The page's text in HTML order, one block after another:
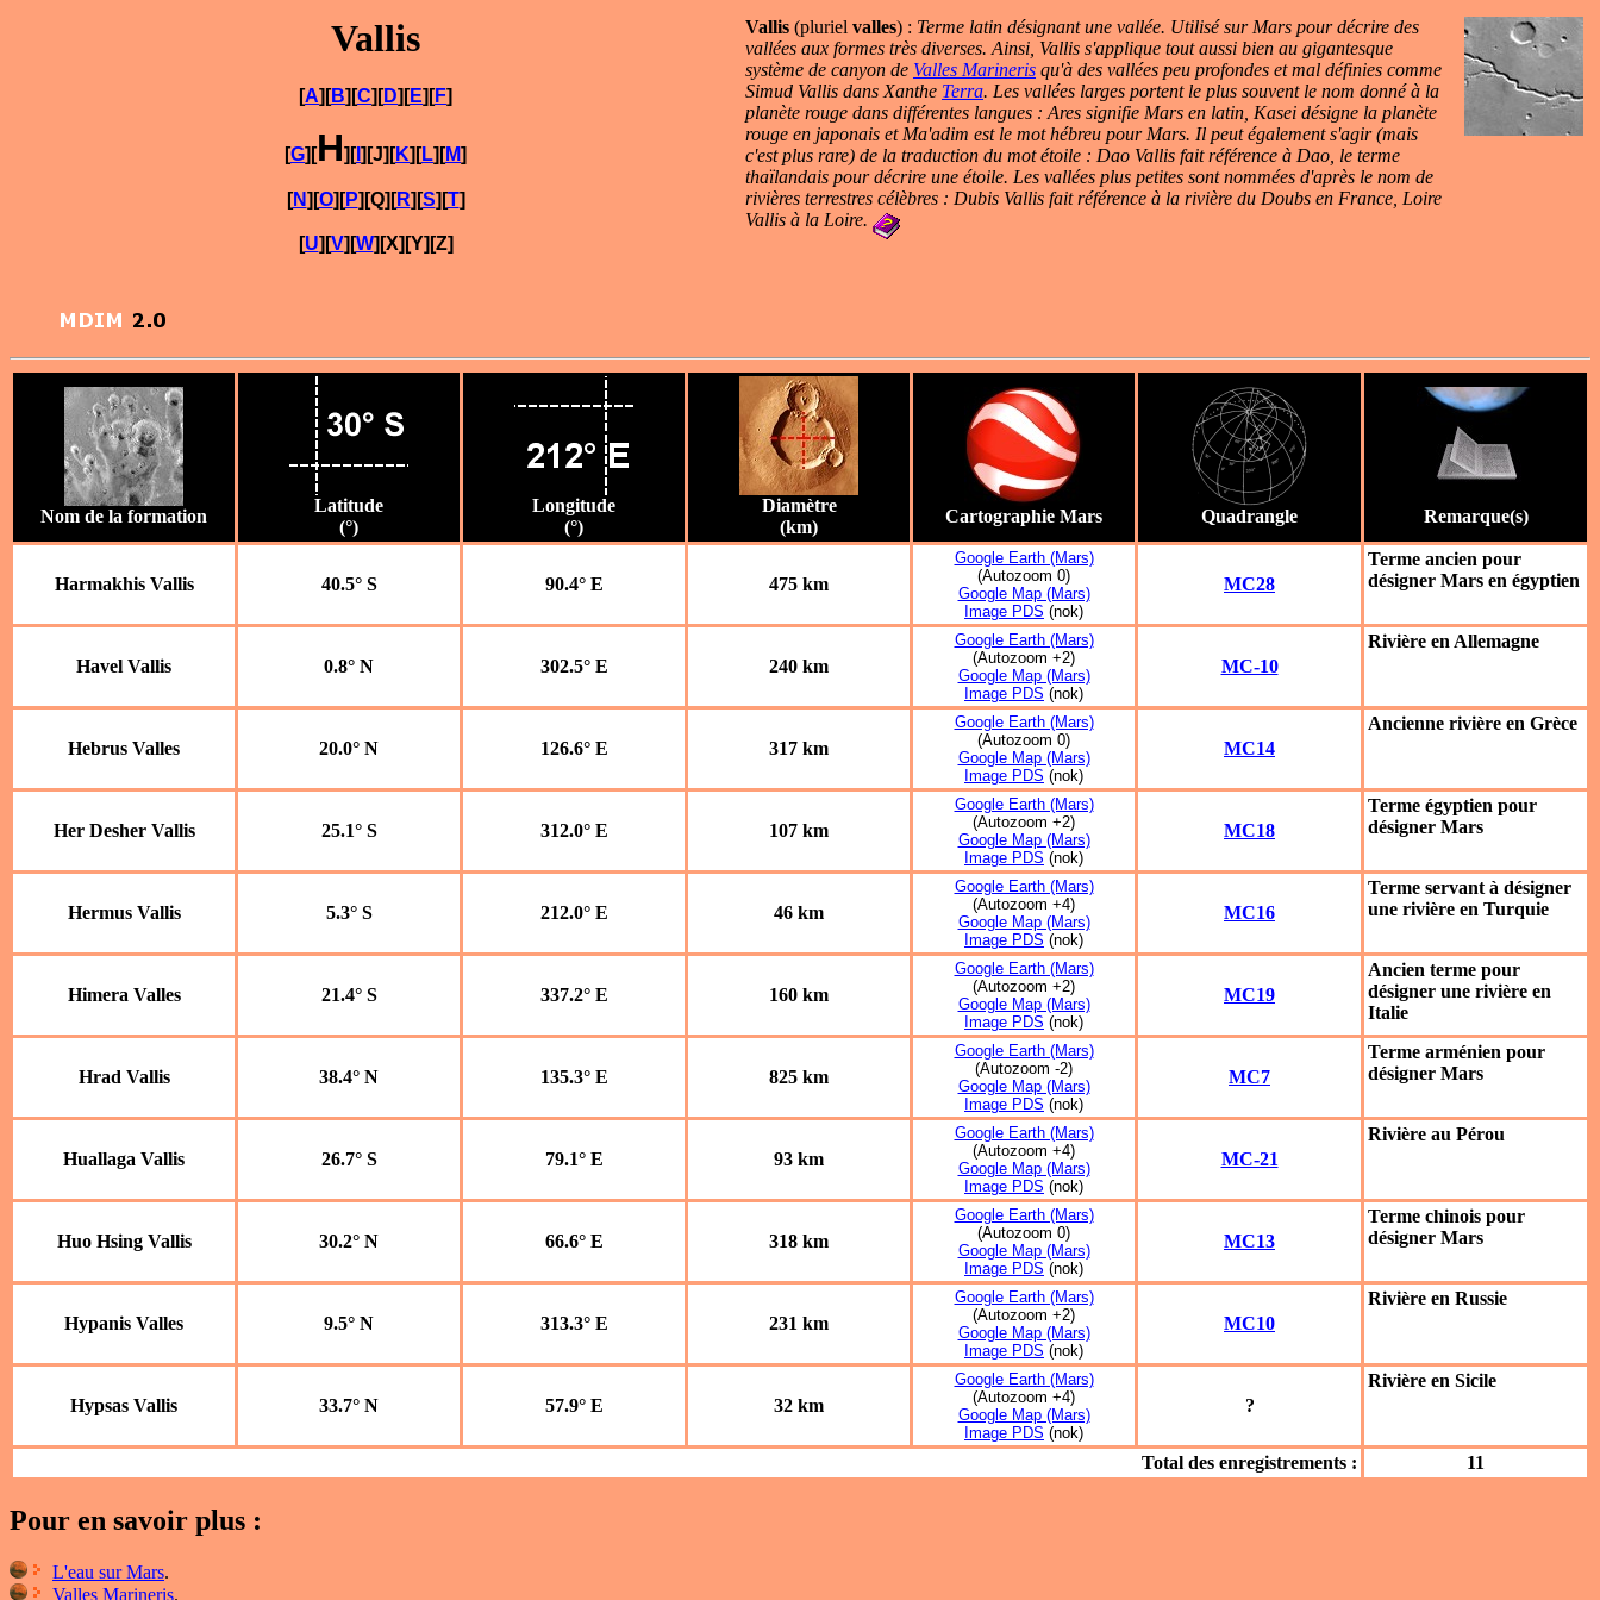
Vallis
[A][B][C][D][E][F]
[G][H][I][J][K][L][M]
[N][O][P][Q][R][S][T]
[U][V][W][X][Y][Z]
Vallis (pluriel valles) : Terme latin désignant une vallée. Utilisé sur Mars pour décrire des
vallées aux formes très diverses. Ainsi, Vallis s'applique tout aussi bien au gigantesque
système de canyon de Valles Marineris qu'à des vallées peu profondes et mal définies comme
Simud Vallis dans Xanthe Terra. Les vallées larges portent le plus souvent le nom donné à la
planète rouge dans différentes langues : Ares signifie Mars en latin, Kasei désigne la planète
rouge en japonais et Ma'adim est le mot hébreu pour Mars. Il peut également s'agir (mais
c'est plus rare) de la traduction du mot étoile : Dao Vallis fait référence à Dao, le terme
thaïlandais pour décrire une étoile. Les vallées plus petites sont nommées d'après le nom de
rivières terrestres célèbres : Dubis Vallis fait référence à la rivière du Doubs en France, Loire
Vallis à la Loire.
Nom de la formation
Latitude
(°)
Longitude
(°)
Diamètre
(km)
Cartographie Mars Quadrangle Remarque(s)
Harmakhis Vallis 40.5° S 90.4° E 475 km
Google Earth (Mars)
(Autozoom 0)
Google Map (Mars)
Image PDS (nok)
MC28
Terme ancien pour
désigner Mars en égyptien
Havel Vallis 0.8° N 302.5° E 240 km
Google Earth (Mars)
(Autozoom +2)
Google Map (Mars)
Image PDS (nok)
MC-10
Rivière en Allemagne
Hebrus Valles 20.0° N 126.6° E 317 km
Google Earth (Mars)
(Autozoom 0)
Google Map (Mars)
Image PDS (nok)
MC14
Ancienne rivière en Grèce
Her Desher Vallis 25.1° S 312.0° E 107 km
Google Earth (Mars)
(Autozoom +2)
Google Map (Mars)
Image PDS (nok)
MC18
Terme égyptien pour
désigner Mars
Hermus Vallis 5.3° S 212.0° E 46 km
Google Earth (Mars)
(Autozoom +4)
Google Map (Mars)
Image PDS (nok)
MC16
Terme servant à désigner
une rivière en Turquie
Himera Valles 21.4° S 337.2° E 160 km
Google Earth (Mars)
(Autozoom +2)
Google Map (Mars)
Image PDS (nok)
MC19
Ancien terme pour
désigner une rivière en
Italie
Hrad Vallis 38.4° N 135.3° E 825 km
Google Earth (Mars)
(Autozoom -2)
Google Map (Mars)
Image PDS (nok)
MC7
Terme arménien pour
désigner Mars
Huallaga Vallis 26.7° S 79.1° E 93 km
Google Earth (Mars)
(Autozoom +4)
Google Map (Mars)
Image PDS (nok)
MC-21
Rivière au Pérou
Huo Hsing Vallis 30.2° N 66.6° E 318 km
Google Earth (Mars)
(Autozoom 0)
Google Map (Mars)
Image PDS (nok)
MC13
Terme chinois pour
désigner Mars
Hypanis Valles 9.5° N 313.3° E 231 km
Google Earth (Mars)
(Autozoom +2)
Google Map (Mars)
Image PDS (nok)
MC10
Rivière en Russie
Hypsas Vallis 33.7° N 57.9° E 32 km
Google Earth (Mars)
(Autozoom +4)
Google Map (Mars)
Image PDS (nok)
?
Rivière en Sicile
Total des enregistrements : 11
Pour en savoir plus :
L'eau sur Mars.
Valles Marineris.